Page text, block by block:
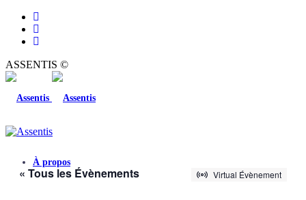
ASSENTIS ©
À propos
« Tous les Évènements Virtual Évènement